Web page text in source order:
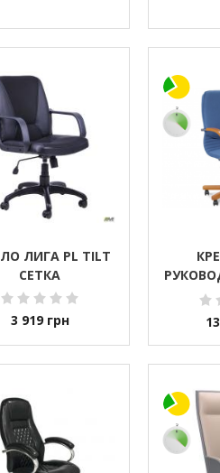
ЛИГА PL TILT
СЕТКА
3 919 грн